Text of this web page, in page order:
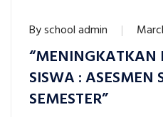
Byschool admin
“MENINGKATKAN
SISWA : ASESMEN
SEMESTER”